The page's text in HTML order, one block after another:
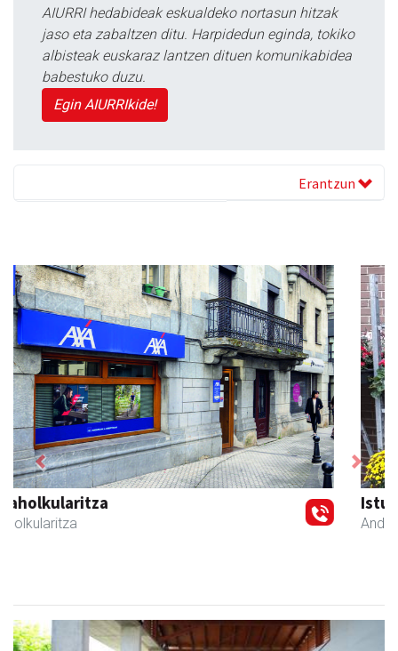
AIURRI hedabideak eskualdeko nortasun hitzak
jaso eta zabaltzen ditu. Harpidedun eginda, tokiko
albisteak euskaraz lantzen dituen komunikabidea
babestuko duzu.
Egin AIURRIkide!
Erantzun
Istuitza Garden
Andoain - Lorezaintza
Previous Next